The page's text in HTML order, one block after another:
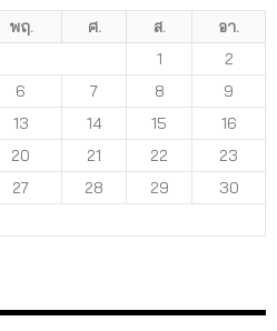
พฤ. ศ. ส.
อา.
1
2
6 7 8
9
13 14 15
16
20 21 22
23
27 28 29
30